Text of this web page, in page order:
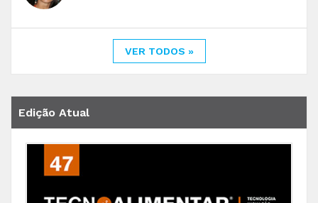
VER TODOS »
Edição Atual